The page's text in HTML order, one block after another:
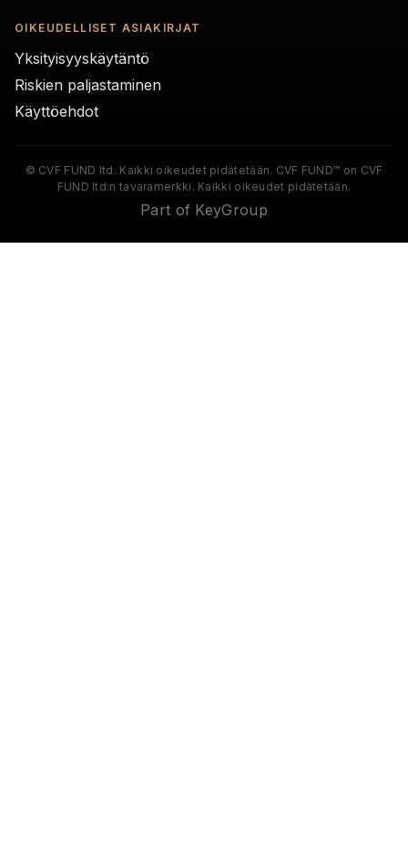
OIKEUDELLISET ASIAKIRJAT
Yksityisyyskäytäntö
Riskien paljastaminen
Käyttöehdot
© CVF FUND ltd. Kaikki oikeudet pidätetään. CVF FUND™ on CVF
FUND ltd:n tavaramerkki. Kaikki oikeudet pidätetään.
Part of KeyGroup